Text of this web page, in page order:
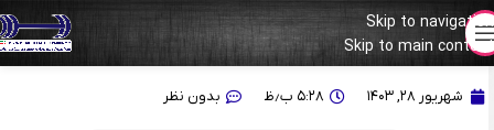
Skip to navigation
Skip to main content
برنامه نمایندگان ایران در مسابقات جوانان جهان ۲۰۲۴ – اسپانیا
شهریور ۲۸, ۱۴۰۳ ۵:۲۸ ب٫ظ بدون نظر